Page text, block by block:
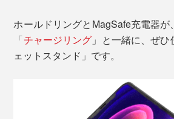
ホールドリングとMagSafe充電器が
「チャージリング 」と一緒に、ぜ
ェットスタンド」です。